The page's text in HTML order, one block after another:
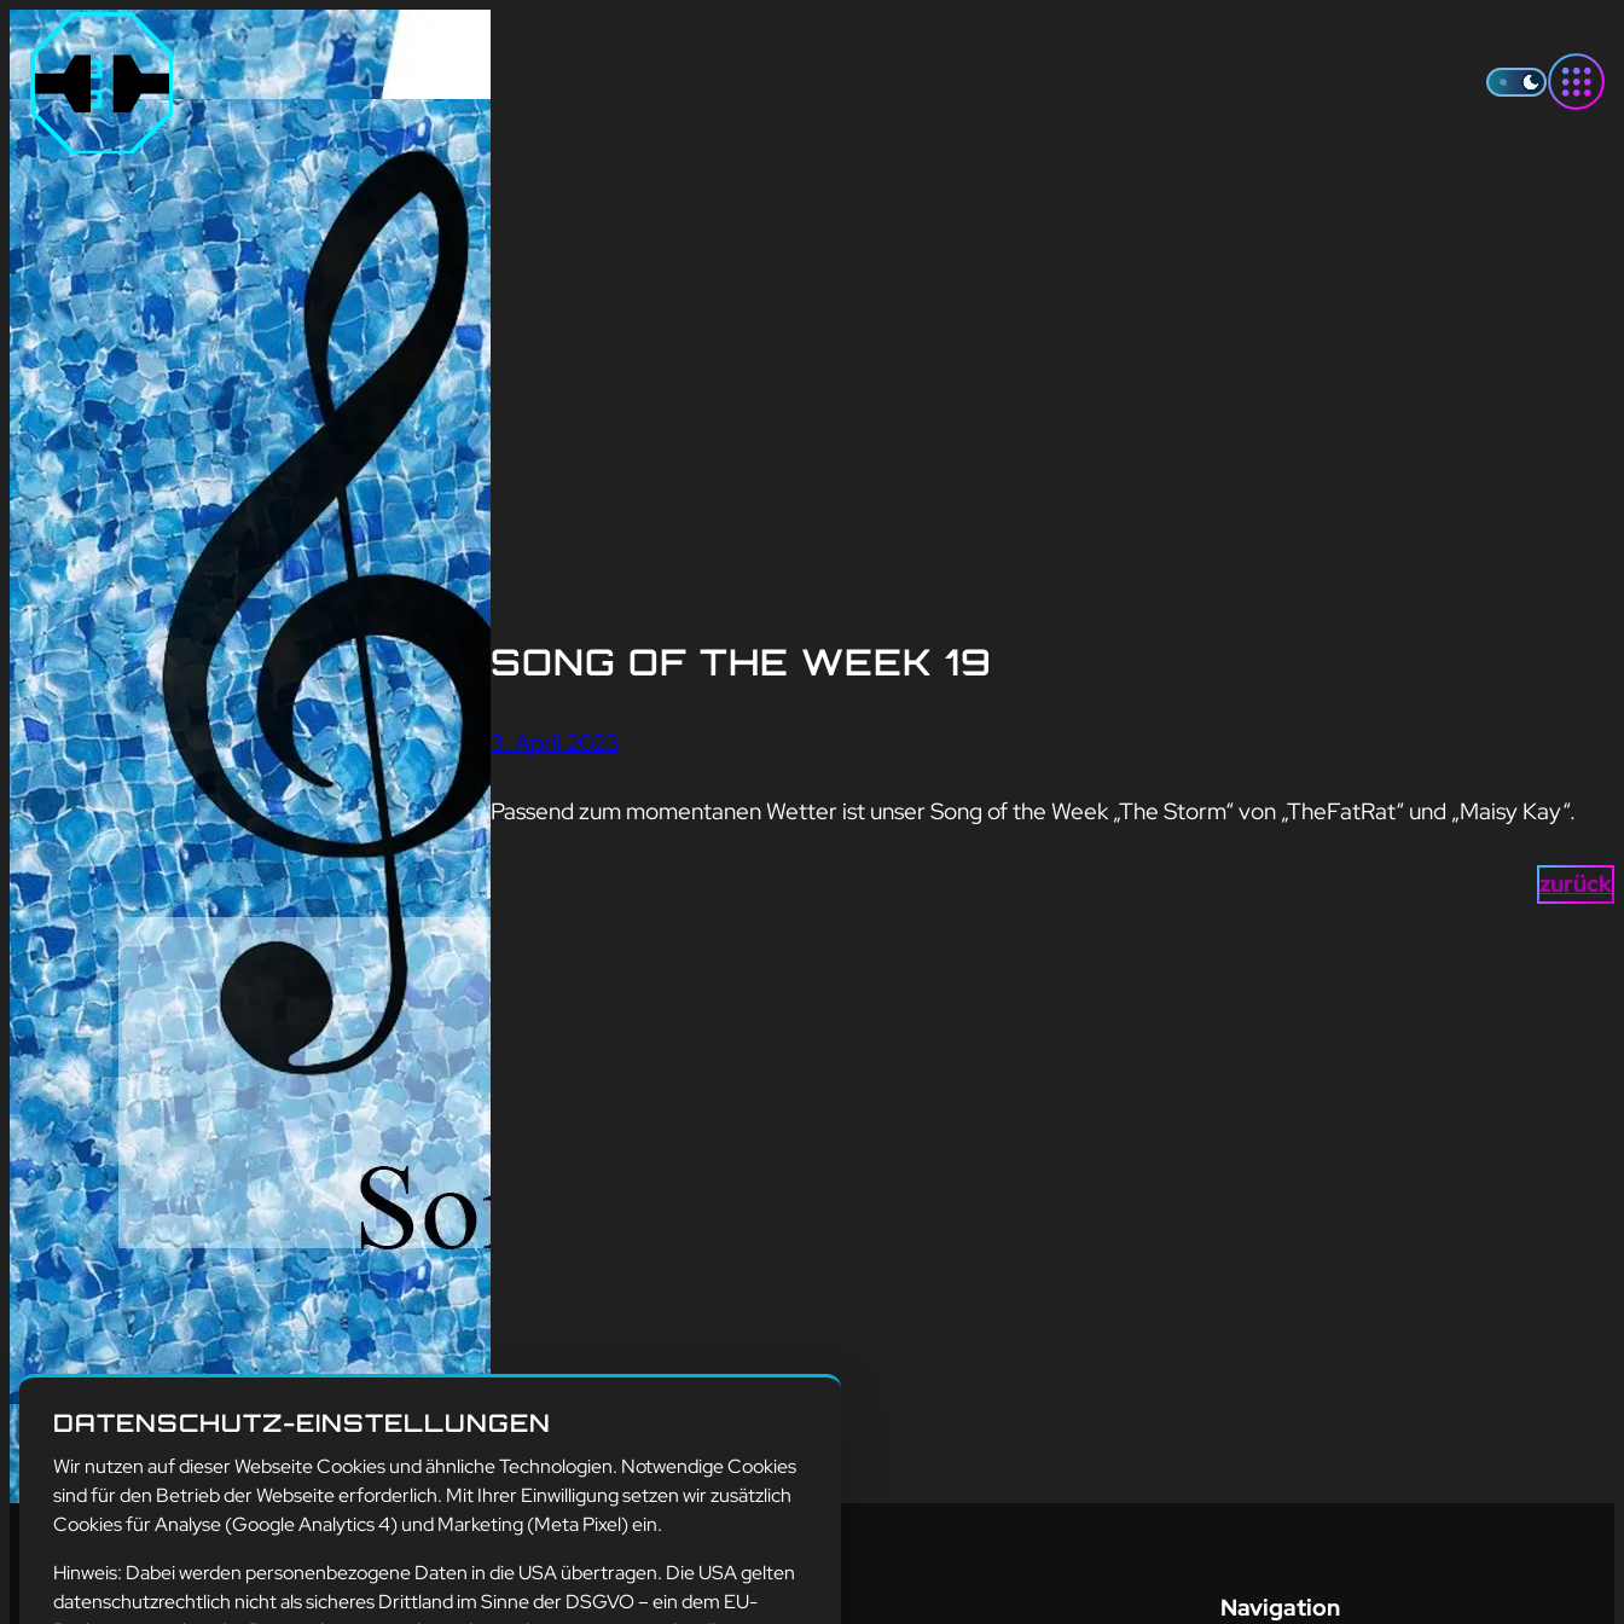
SONG OF THE WEEK 19
3. April 2023
Passend zum momentanen Wetter ist unser Song of the Week „The Storm“ von „TheFatRat“ und „Maisy Kay“.
zurück
Adresse Navigation
DATENSCHUTZ-EINSTELLUNGEN
Wir nutzen auf dieser Webseite Cookies und ähnliche Technologien. Notwendige Cookies
sind für den Betrieb der Webseite erforderlich. Mit Ihrer Einwilligung setzen wir zusätzlich
Cookies für Analyse (Google Analytics 4) und Marketing (Meta Pixel) ein.
Hinweis: Dabei werden personenbezogene Daten in die USA übertragen. Die USA gelten
datenschutzrechtlich nicht als sicheres Drittland im Sinne der DSGVO – ein dem EU-